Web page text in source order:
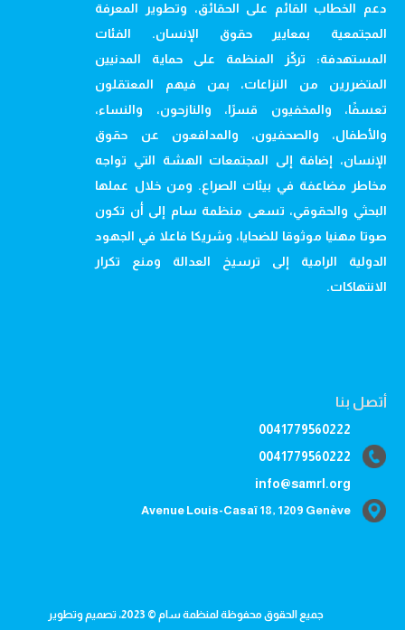
دعم الخطاب القائم على الحقائق، وتطوير المعرفة
المجتمعية بمعايير حقوق الإنسان. الفئات
المستهدفة: تركّز المنظمة على حماية المدنيين
المتضررين من النزاعات، بمن فيهم المعتقلون
تعسفًا، والمخفيون قسرًا، والنازحون، والنساء،
والأطفال، والصحفيون، والمدافعون عن حقوق
الإنسان، إضافة إلى المجتمعات الهشة التي تواجه
مخاطر مضاعفة في بيئات الصراع. ومن خلال عملها
البحثي والحقوقي، تسعى منظمة سام إلى أن تكون
صوتا مهنيا موثوقا للضحايا، وشريكا فاعلا في الجهود
الدولية الرامية إلى ترسيخ العدالة ومنع تكرار
الانتهاكات.
أتصل بنا
0041779560222
0041779560222
info@samrl.org
Avenue Louis-Casaï 18, 1209 Genève
جميع الحقوق محفوظة لمنظمة سام © 2023، تصميم وتطوير